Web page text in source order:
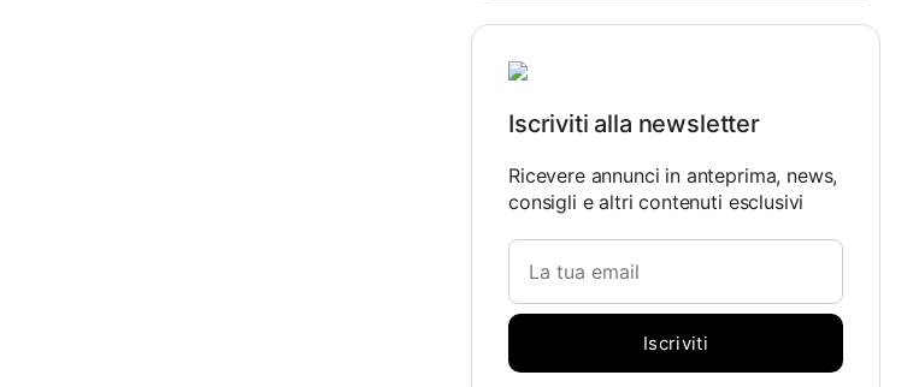
Iscriviti alla newsletter
Ricevere annunci in anteprima, news,
consigli e altri contenuti esclusivi